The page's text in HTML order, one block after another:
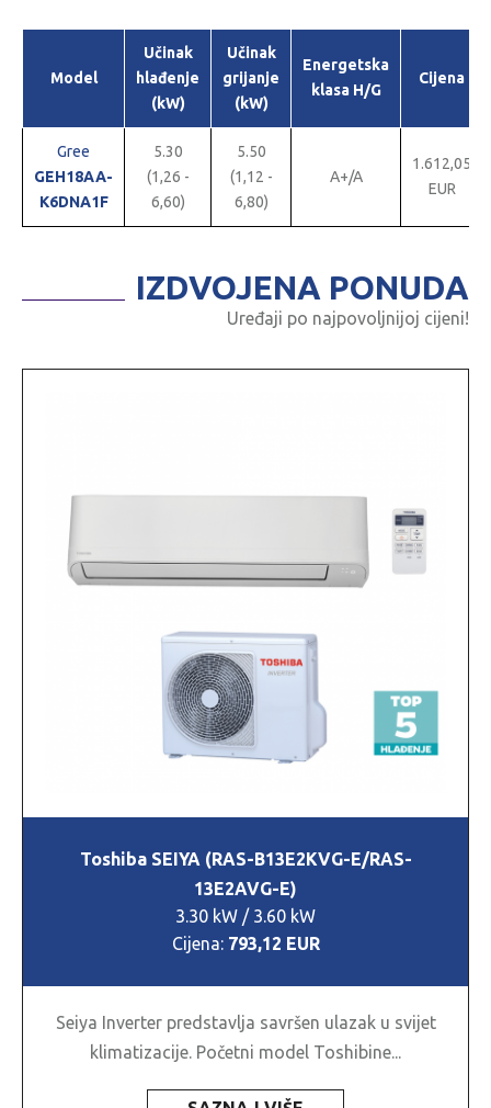
Model
Učinak
hlađenje
(kW)
Učinak
grijanje
(kW)
Energetska
klasa H/G
Cijena
Gree
GEH18AA-
K6DNA1F
5.30
(1,26 -
6,60)
5.50
(1,12 -
6,80)
A+/A
1.612,05
EUR
IZDVOJENA PONUDA
Uređaji po najpovoljnijoj cijeni!
Toshiba SEIYA (RAS-B13E2KVG-E/RAS-
13E2AVG-E)
3.30 kW / 3.60 kW
Cijena: 793,12 EUR
Seiya Inverter predstavlja savršen ulazak u svijet
klimatizacije. Početni model Toshibine...